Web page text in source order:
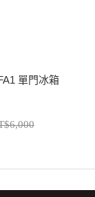
單門冰箱